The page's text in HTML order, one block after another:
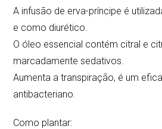
A infusão de erva-príncipe é
e como diurético.
O óleo essencial contém citral e
marcadamente sedativos.
Aumenta a transpiração, é um
antibacteriano.
Como plantar: